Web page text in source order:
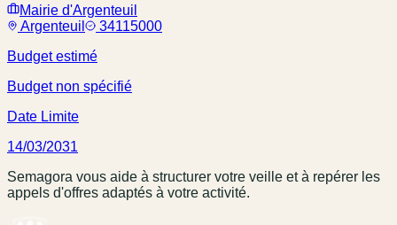
Mairie d'Argenteuil
Argenteuil
34115000
Budget estimé
Budget non spécifié
Date Limite
14/03/2031
Semagora vous aide à structurer votre veille et à repérer les
appels d'offres adaptés à votre activité.